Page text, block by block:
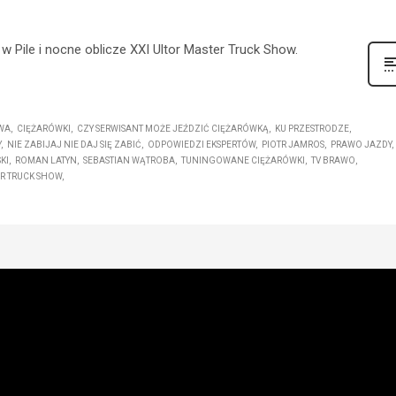
i nocne oblicze XXI Ultor Master Truck Show.
CIĘŻARÓWKI CZY SERWISANT MOŻE JEŹDZIĆ CIĘŻARÓWKĄ
KU PRZESTRODZE
NIE ZABIJAJ NIE DAJ SIĘ ZABIĆ ODPOWIEDZI EKSPERTÓW PIOTR JAMROS
PRAWO JAZDY
ROMAN LATYN SEBASTIAN WĄTROBA TUNINGOWANE CIĘŻARÓWKI
TV BRAWO
TRUCK SHOW